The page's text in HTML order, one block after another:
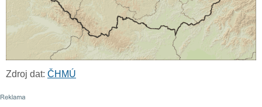
Zdroj dat: ČHMÚ